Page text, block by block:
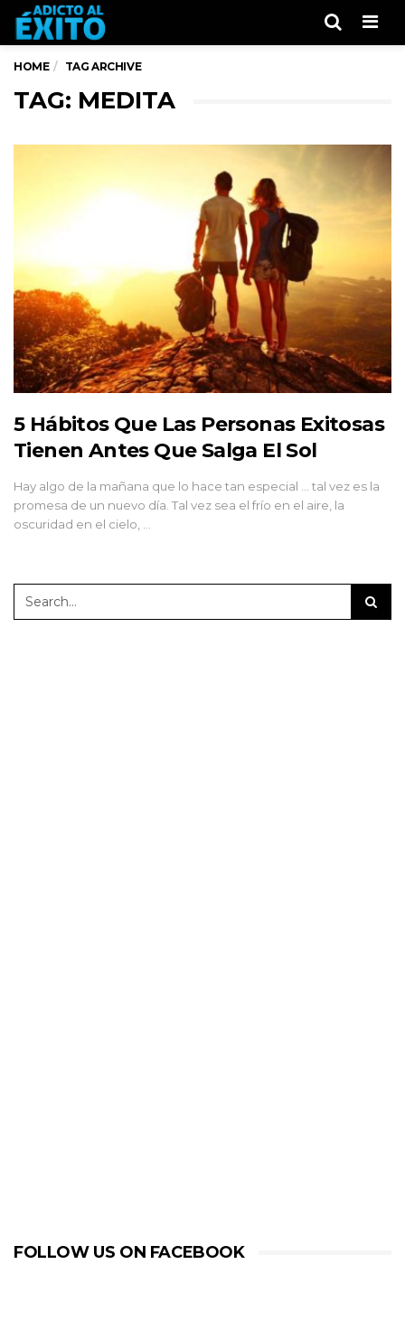
HOME TAG ARCHIVE
TAG: MEDITA
5 Hábitos Que Las Personas Exitosas
Tienen Antes Que Salga El Sol
Hay algo de la mañana que lo hace tan especial ... tal vez es la
promesa de un nuevo día. Tal vez sea el frío en el aire, la
oscuridad en el cielo, …
FOLLOW US ON FACEBOOK